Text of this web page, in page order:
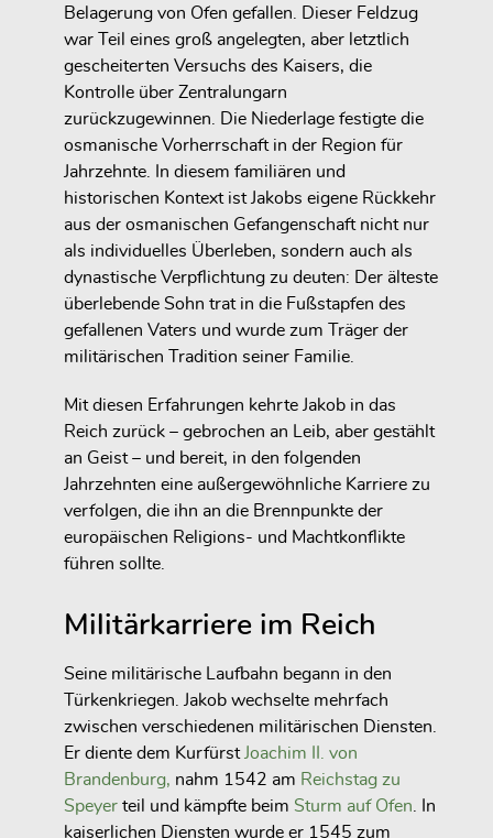
Belagerung von Ofen gefallen. Dieser Feldzug
war Teil eines groß angelegten, aber letztlich
gescheiterten Versuchs des Kaisers, die
Kontrolle über Zentralungarn
zurückzugewinnen. Die Niederlage festigte die
osmanische Vorherrschaft in der Region für
Jahrzehnte. In diesem familiären und
historischen Kontext ist Jakobs eigene Rückkehr
aus der osmanischen Gefangenschaft nicht nur
als individuelles Überleben, sondern auch als
dynastische Verpflichtung zu deuten: Der älteste
überlebende Sohn trat in die Fußstapfen des
gefallenen Vaters und wurde zum Träger der
militärischen Tradition seiner Familie.
Mit diesen Erfahrungen kehrte Jakob in das
Reich zurück – gebrochen an Leib, aber gestählt
an Geist – und bereit, in den folgenden
Jahrzehnten eine außergewöhnliche Karriere zu
verfolgen, die ihn an die Brennpunkte der
europäischen Religions- und Machtkonflikte
führen sollte.
Militärkarriere im Reich
Seine militärische Laufbahn begann in den
Türkenkriegen. Jakob wechselte mehrfach
zwischen verschiedenen militärischen Diensten.
Er diente dem KurfürstJoachim II. von
Brandenburg, nahm 1542 am Reichstag zu
Speyer teil und kämpfte beim Sturm auf Ofen. In
kaiserlichen Diensten wurde er 1545 zum